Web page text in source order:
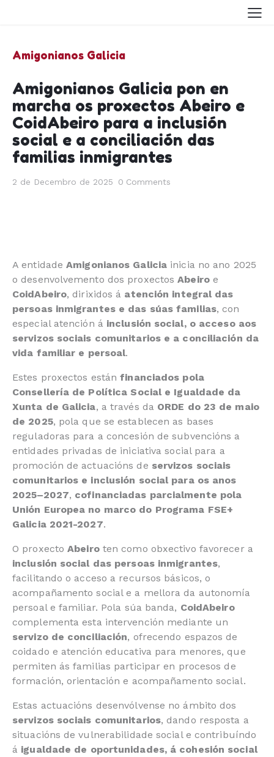
Amigonianos Galicia
Amigonianos Galicia pon en
marcha os proxectos Abeiro e
CoidAbeiro para a inclusión
social e a conciliación das
familias inmigrantes
2 de Decembro de 2025 0 Comments
A entidadeAmigonianos Galicia inicia no ano 2025
o desenvolvemento dos proxectosAbeiroe
CoidAbeiro, dirixidos á atención integral das
persoas inmigrantes e das súas familias, con
especial atención á inclusión social, o acceso aos
servizos sociais comunitarios e a conciliación da
vida familiar e persoal.
Estes proxectos estánfinanciados pola
Consellería de Política Social e Igualdade da
Xunta de Galicia, a través da ORDE do 23 de maio
de 2025, pola que se establecen as bases
reguladoras para a concesión de subvencións a
entidades privadas de iniciativa social para a
promoción de actuacións de servizos sociais
comunitarios e inclusión social para os anos
2025–2027, cofinanciadas parcialmente pola
Unión Europea no marco do Programa FSE+
Galicia 2021-2027.
O proxectoAbeiroten como obxectivo favorecer a
inclusión social das persoas inmigrantes,
facilitando o acceso a recursos básicos, o
acompañamento social e a mellora da autonomía
persoal e familiar. Pola súa banda, CoidAbeiro
complementa esta intervención mediante un
servizo de conciliación, ofrecendo espazos de
coidado e atención educativa para menores, que
permiten ás familias participar en procesos de
formación, orientación e acompañamento social.
Estas actuacións desenvólvense no ámbito dos
servizos sociais comunitarios, dando resposta a
situacións de vulnerabilidade social e contribuíndo
á igualdade de oportunidades, á cohesión social